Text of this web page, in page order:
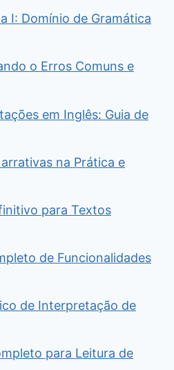
I: Domínio de Gramática
o Erros Comuns e
em Inglês: Guia de
na Prática e
para Textos
de Funcionalidades
de Interpretação de
para Leitura de